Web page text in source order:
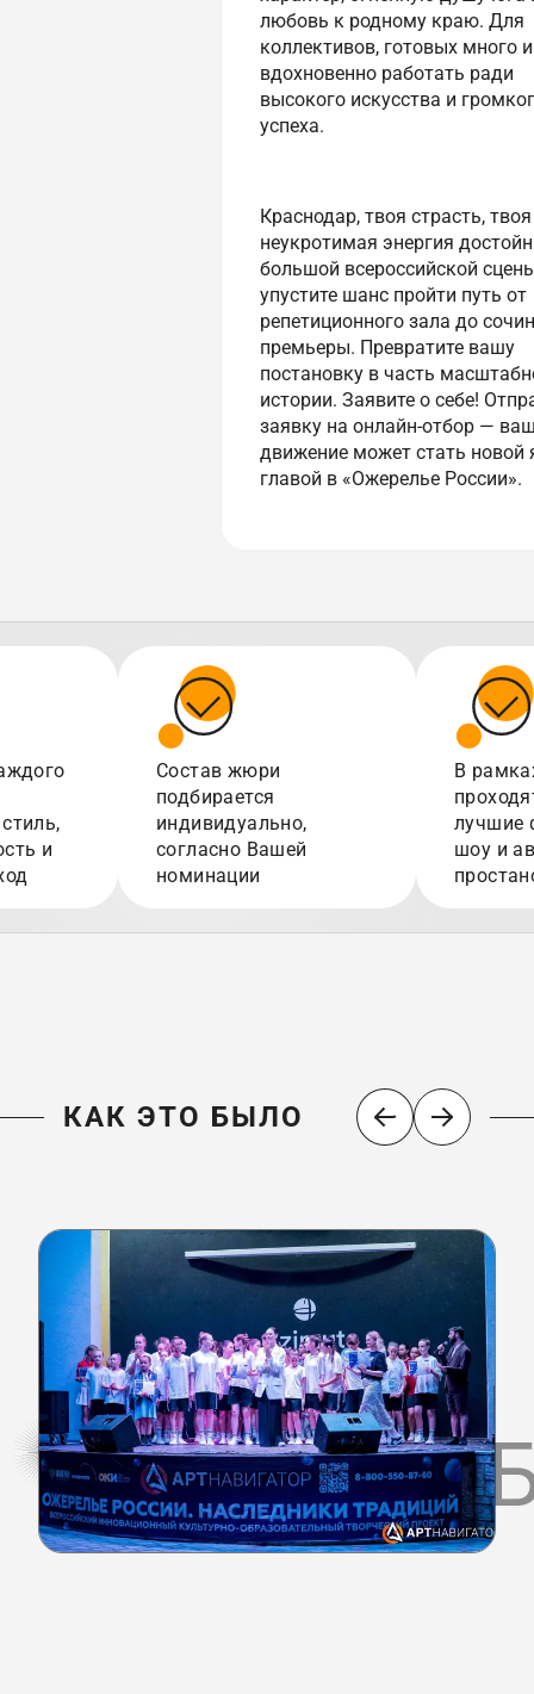
любовь к родному краю. Для
коллективов, готовых много и
вдохновенно работать ради
высокого искусства и
успеха.
Краснодар, твоя страсть, твоя
неукротимая энергия
большой всероссийской
упустите шанс пройти путь от
репетиционного зала до
премьеры. Превратите вашу
постановку в часть
истории. Заявите о себе!
заявку на онлайн-отбор —
движение может стать новой
главой в «Ожерелье России».
и
Состав жюри
подбирается
индивидуально,
согласно Вашей
номинации
В
лучшие
шоу и
КАК ЭТО БЫЛО
КАК ЭТО